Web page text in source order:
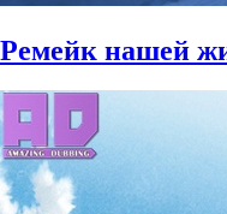
Ремейк нашей